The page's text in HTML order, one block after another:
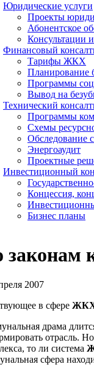
Юридические услуги
Проекты
Абонентское
Консультации
Финансовый
Тарифы ЖКХ
Планирование
Программы
Вывод на
Технический
Программы
Схемы
Обследование
Энергоаудит
Проектные
Инвестиционный
Концессия,
Бизнес планы
законам
2007
в сфере
драма
отрасль.
то ли система
сфера